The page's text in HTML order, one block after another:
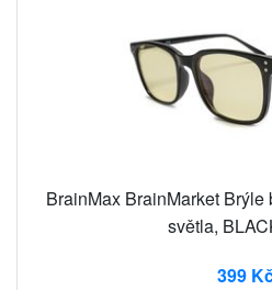
BrainMax BrainMarket
světla,
399